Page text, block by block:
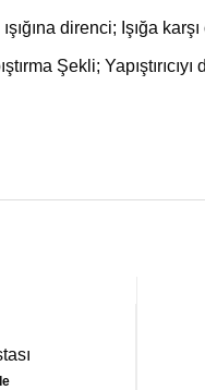
direnci; Işığa
Şekli; Yapıştırıcıyı